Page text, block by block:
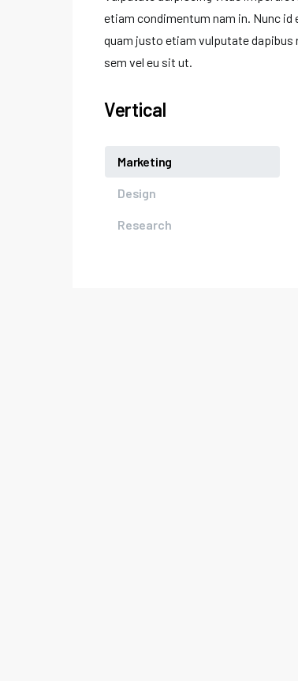
etiam condimentum nam in. Nunc id
quam justo etiam vulputate
sem vel eu sit ut.
Vertical
Marketing
Design
Research